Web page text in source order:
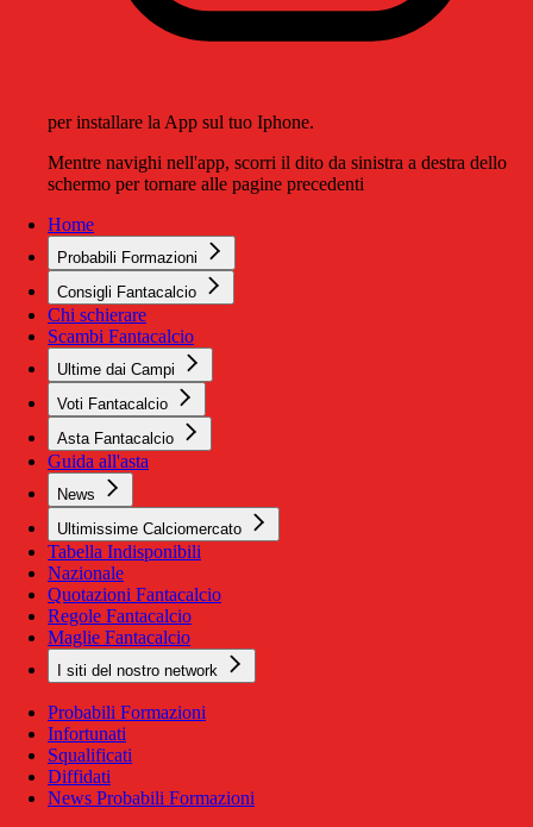
per installare la App sul tuo Iphone.
Mentre navighi nell'app, scorri il dito da sinistra a destra dello
schermo per tornare alle pagine precedenti
Home
Probabili Formazioni
Consigli Fantacalcio
Chi schierare
Scambi Fantacalcio
Ultime dai Campi
Voti Fantacalcio
Asta Fantacalcio
Guida all'asta
News
Ultimissime Calciomercato
Tabella Indisponibili
Nazionale
Quotazioni Fantacalcio
Regole Fantacalcio
Maglie Fantacalcio
I siti del nostro network
Probabili Formazioni
Infortunati
Squalificati
Diffidati
News Probabili Formazioni